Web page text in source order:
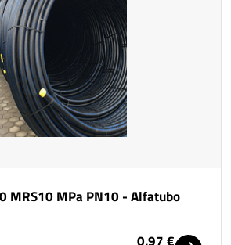
MRS10 MPa PN10 - Alfatubo
0,97 €